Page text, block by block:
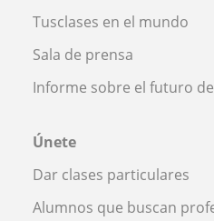
Tusclases en el mundo
Sala de prensa
Informe sobre el futuro
Únete
Dar clases particulares
Alumnos que buscan